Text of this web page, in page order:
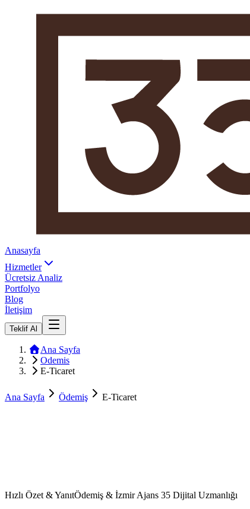
Anasayfa
Hizmetler
Ücretsiz Analiz
Portfolyo
Blog
İletişim
Teklif Al
Ana Sayfa
Odemis
E-Ticaret
Ana Sayfa Ödemiş E-Ticaret
Hızlı Özet & YanıtÖdemiş & İzmir Ajans 35 Dijital Uzmanlığı